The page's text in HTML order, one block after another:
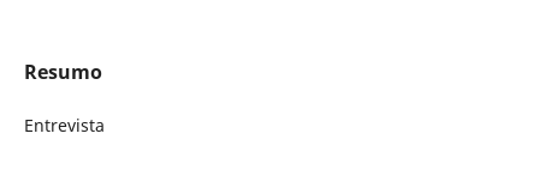
Resumo
Entrevista